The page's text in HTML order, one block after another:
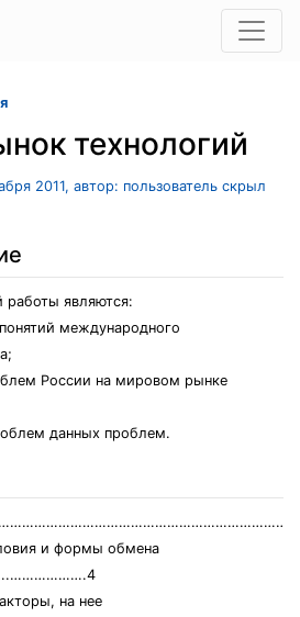
технологий
2011, автор: пользователь скрыл
работы являются:
международного
России на мировом рынке
данных проблем.
и формы обмена
на нее